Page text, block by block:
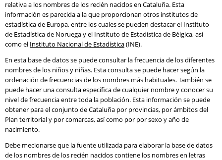
relativa a los nombres de los recién nacidos en Cataluña. Esta
información es parecida a la que proporcionan otros institutos de
estadística de Europa, entre los cuales se pueden destacar el Instituto
de Estadística de Noruega y el Instituto de Estadística de Bélgica, así
como el Instituto Nacional de Estadística(INE).
En esta base de datos se puede consultar la frecuencia de los diferentes
nombres de los niños y niñas. Esta consulta se puede hacer según la
ordenación de frecuencias de los nombres más habituales. También se
puede hacer una consulta específica de cualquier nombre y conocer su
nivel de frecuencia entre toda la población. Esta información se puede
obtener para el conjunto de Cataluña por provincias, por ámbitos del
Plan territorial y por comarcas, así como por por sexo y año de
nacimiento.
Debe mecionarse que la fuente utilizada para elaborar la base de datos
de los nombres de los recién nacidos contiene los nombres en letras